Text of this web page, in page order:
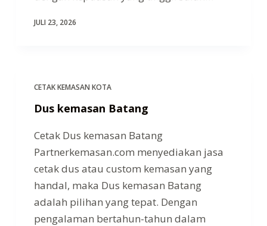
JULI 23, 2026
CETAK KEMASAN KOTA
Dus kemasan Batang
Cetak Dus kemasan Batang
Partnerkemasan.com menyediakan jasa
cetak dus atau custom kemasan yang
handal, maka Dus kemasan Batang
adalah pilihan yang tepat. Dengan
pengalaman bertahun-tahun dalam